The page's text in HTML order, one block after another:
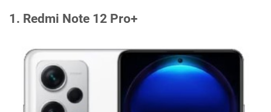
1. Redmi Note 12 Pro+